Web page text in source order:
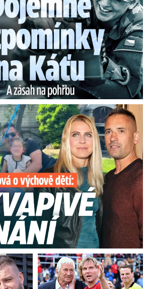
změněnou identitu a žije na
výchově dětí: Překvapivé přiznání